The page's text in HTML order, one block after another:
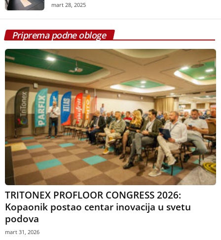
mart 28, 2025
Priprema podne obloge
TRITONEX PROFLOOR CONGRESS 2026:
Kopaonik postao centar inovacija u svetu
podova
mart 31, 2026